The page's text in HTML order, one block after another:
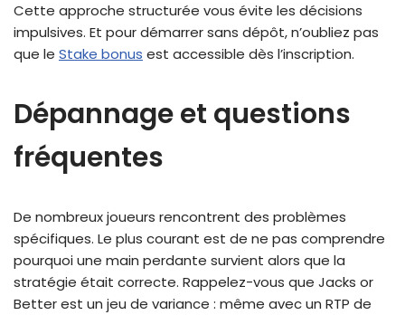
Cette approche structurée vous évite les décisions
impulsives. Et pour démarrer sans dépôt, n’oubliez pas
que le Stake bonus est accessible dès l’inscription.
Dépannage et questions
fréquentes
De nombreux joueurs rencontrent des problèmes
spécifiques. Le plus courant est de ne pas comprendre
pourquoi une main perdante survient alors que la
stratégie était correcte. Rappelez-vous que Jacks or
Better est un jeu de variance : même avec un RTP de